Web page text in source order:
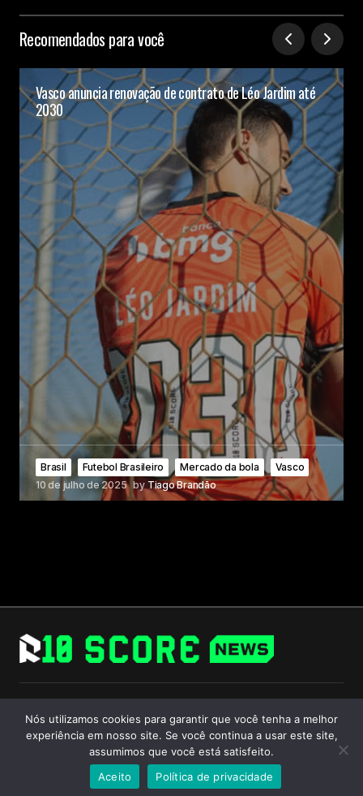
Recomendados para você
Vasco anuncia renovação de contrato de Léo Jardim até
2030
Brasil Futebol Brasileiro Mercado da bola
Vasco
10 de julho de 2025 by Tiago Brandão
Follow Us
© 2024 R10 Score. All Rights Reserved.
Nós utilizamos cookies para garantir que você tenha a melhor
experiência em nosso site. Se você continua a usar este site,
assumimos que você está satisfeito.
Aceito
Política de privacidade